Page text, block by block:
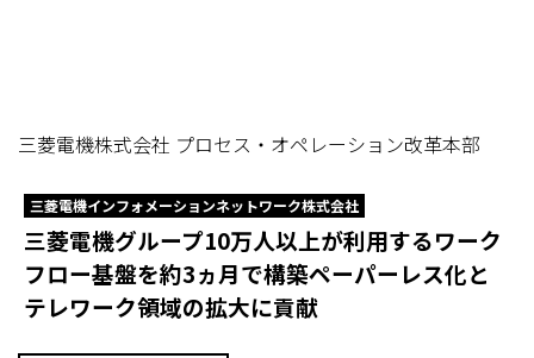
三菱電機株式会社 プロセス・オペレーション改革本部
三菱電機インフォメーションネットワーク株式会社
三菱電機グループ10万人以上が利用するワーク
フロー基盤を約3ヵ月で構築ペーパーレス化と
テレワーク領域の拡大に貢献